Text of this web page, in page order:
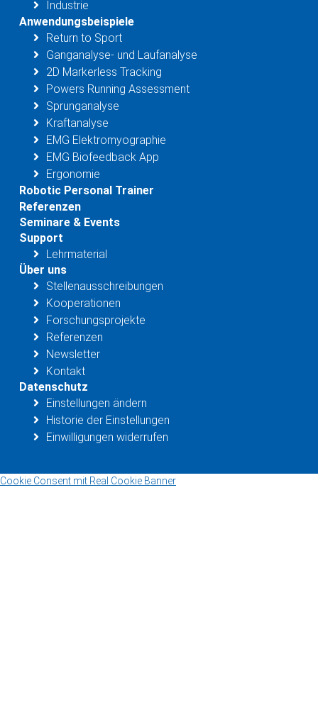
Industrie
Anwendungsbeispiele
Return to Sport
Ganganalyse- und Laufanalyse
2D Markerless Tracking
Powers Running Assessment
Sprunganalyse
Kraftanalyse
EMG Elektromyographie
EMG Biofeedback App
Ergonomie
Robotic Personal Trainer
Referenzen
Seminare & Events
Support
Lehrmaterial
Über uns
Stellenausschreibungen
Kooperationen
Forschungsprojekte
Referenzen
Newsletter
Kontakt
Datenschutz
Einstellungen ändern
Historie der Einstellungen
Einwilligungen widerrufen
Cookie Consent mit Real Cookie Banner